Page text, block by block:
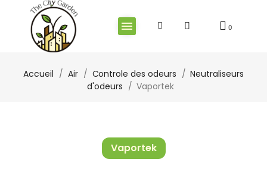
Accueil Air Controle des odeurs
Neutraliseurs
d'odeurs
Vaportek
Vaportek